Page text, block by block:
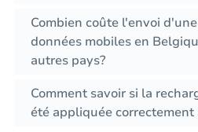
Combien coûte l'envoi
données mobiles en
autres pays?
Comment savoir si la
été appliquée correctement